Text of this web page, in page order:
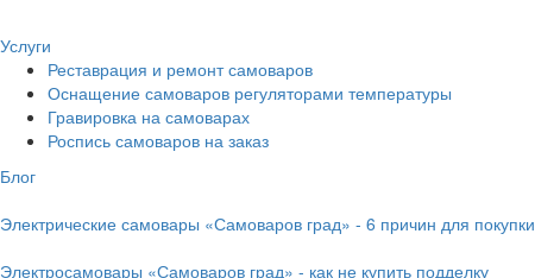
Услуги
Реставрация и ремонт самоваров
Оснащение самоваров регуляторами температуры
Гравировка на самоварах
Роспись самоваров на заказ
Блог
Электрические самовары «Самоваров град» - 6 причин для покупки
Электросамовары «Самоваров град» - как не купить подделку